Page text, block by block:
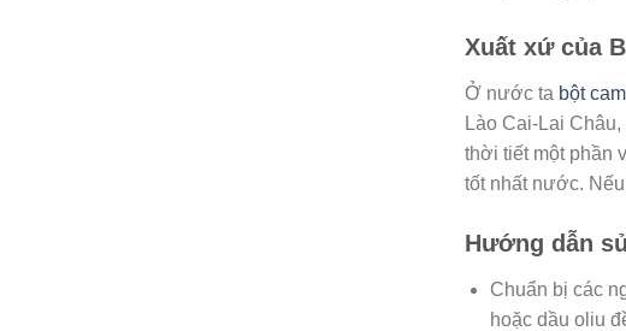
Xuất xứ của
Ở nước ta bột
Lào Cai-Lai
thời tiết một phần
tốt nhất nước.
Hướng dẫn
Chuẩn bị các
hoặc dầu oliu